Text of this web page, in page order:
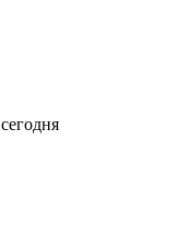
сегодня